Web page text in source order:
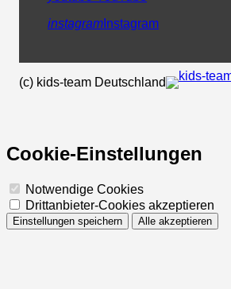
instagram Instagram
(c) kids-team Deutschland
Cookie-Einstellungen
Notwendige Cookies
Drittanbieter-Cookies akzeptieren
Einstellungen speichern Alle akzeptieren